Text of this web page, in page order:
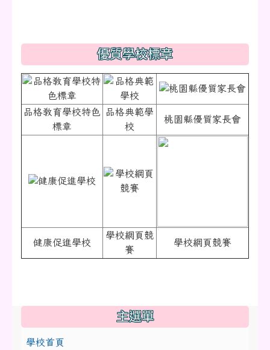
優質學校標章
品格教育學校特色
標章
品格典範學
校
桃園縣優質家長會
健康促進學校
學校網頁競
賽
學校網頁競賽
主選單
學校首頁